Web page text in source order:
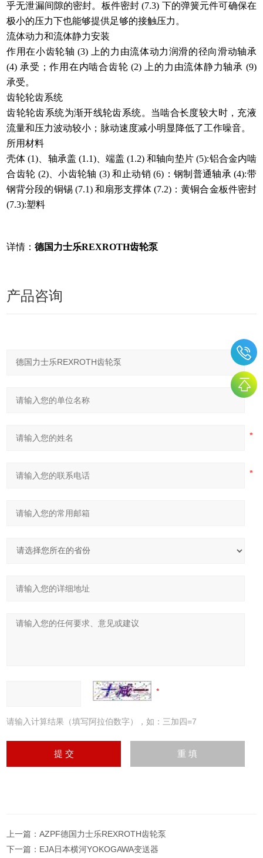
乎无泄漏间隙的密封。板件密封 (7.3) 下的弹簧元件可确保在
极小的压力下也能够提供足够的接触压力。
流体动力和流体静力安装
作用在小齿轮轴 (3) 上的力由流体动力润滑的径向滑动轴承
(4) 承受；作用在内啮合齿轮 (2) 上的力由流体静力轴承 (9)
承受。
齿轮轮齿系统
齿轮轮齿系统为渐开线轮齿系统。当啮合长度较大时，充液
流量和压力波动较小；脉动速度减小明显降低了工作噪音。
所用材料
壳体 (1)、轴承盖 (1.1)、端盖 (1.2) 和轴向垫片 (5):铝合金内啮
合齿轮 (2)、小齿轮轴 (3) 和止动销 (6)：钢制普通轴承 (4):带
钢背分段的铜锡 (7.1) 和扇形支撑体 (7.2)：黄铜合金板件密封
(7.3):塑料
详情：德国力士乐REXROTH齿轮泵
产品咨询
请输入计算结果（填写阿拉伯数字），如：三加四=7
上一篇：AZPF德国力士乐REXROTH齿轮泵
下一篇： EJA日本横河YOKOGAWA变送器